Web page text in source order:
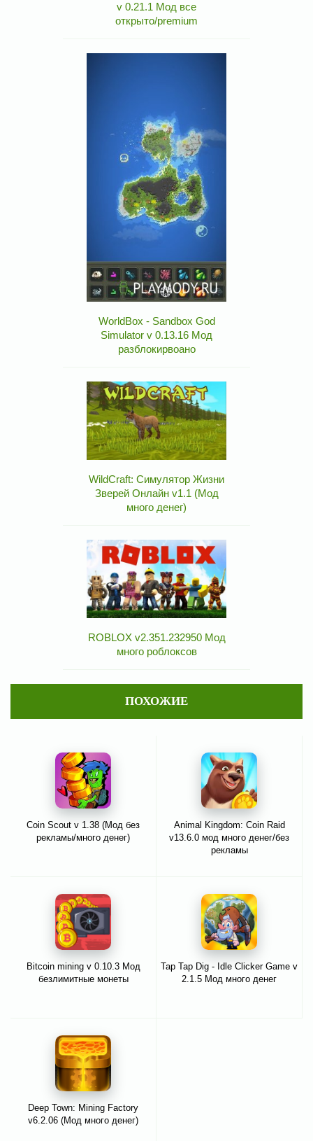
v 0.21.1 Мод все
открыто/premium
WorldBox - Sandbox God
Simulator v 0.13.16 Мод
разблокирвоано
WildCraft: Симулятор Жизни
Зверей Онлайн v1.1 (Мод
много денег)
ROBLOX v2.351.232950 Мод
много роблоксов
ПОХОЖИЕ
Coin Scout v 1.38 (Мод без
рекламы/много денег)
Animal Kingdom: Coin Raid
v13.6.0 мод много денег/без
рекламы
Bitcoin mining v 0.10.3 Мод
безлимитные монеты
Tap Tap Dig - Idle Clicker Game v
2.1.5 Мод много денег
Deep Town: Mining Factory
v6.2.06 (Мод много денег)